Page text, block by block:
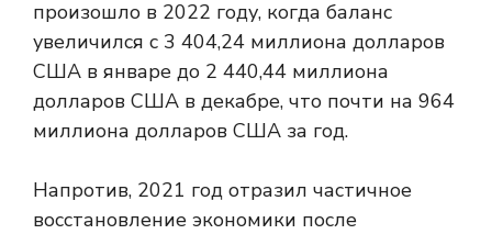
произошло в 2022 году, когда баланс
увеличился с 3 404,24 миллиона долларов
США в январе до 2 440,44 миллиона
долларов США в декабре, что почти на 964
миллиона долларов США за год.
Напротив, 2021 год отразил частичное
восстановление экономики после